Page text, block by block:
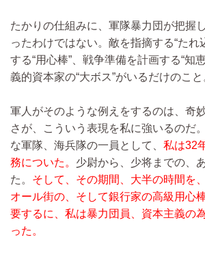
たかりの仕組みに、軍隊暴力団が把握
ったわけではない。敵を指摘する“たれ
する“用心棒”、戦争準備を計画する“知
義的資本家の“大ボス”がいるだけのこと
軍人がそのような例えをするのは、奇
さが、こういう表現を私に強いるのだ
な軍隊、海兵隊の一員として、 私は32
務についた。 少尉から、少将までの、
た。 そして、その期間、大半の時間を
オール街の、そして銀行家の高級用心
要するに、私は暴力団員、資本主義の
った。